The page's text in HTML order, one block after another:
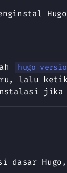
hugo
lalu
jika
dasar